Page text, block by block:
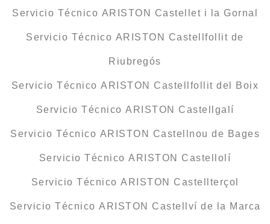
Servicio Técnico ARISTON Castellet i la Gornal
Servicio Técnico ARISTON Castellfollit de
Riubregós
Servicio Técnico ARISTON Castellfollit del Boix
Servicio Técnico ARISTON Castellgalí
Servicio Técnico ARISTON Castellnou de Bages
Servicio Técnico ARISTON Castellolí
Servicio Técnico ARISTON Castellterçol
Servicio Técnico ARISTON Castellví de la Marca